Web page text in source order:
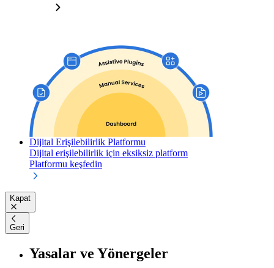
Dijital Erişilebilirlik Platformu
Dijital erişilebilirlik için eksiksiz platform
Platformu keşfedin
Kapat
Geri
Yasalar ve Yönergeler